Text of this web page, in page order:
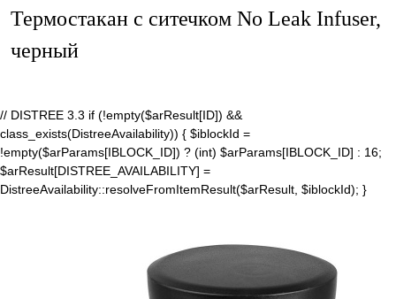
Термостакан с ситечком No Leak Infuser,
черный
// DISTREE 3.3 if (!empty($arResult[ID]) &&
class_exists(DistreeAvailability)) { $iblockId =
!empty($arParams[IBLOCK_ID]) ? (int) $arParams[IBLOCK_ID] : 16;
$arResult[DISTREE_AVAILABILITY] =
DistreeAvailability::resolveFromItemResult($arResult, $iblockId); }